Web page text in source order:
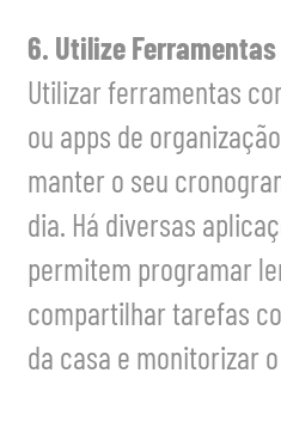
6. Utilize
Utilizar ferramentas
ou apps de
manter o seu
dia. Há diversas
permitem programar
compartilhar tarefas
da casa e monitorizar